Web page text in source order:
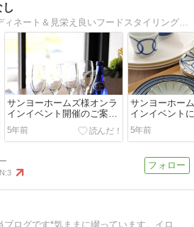
季節のテーブルコーディネート＆見栄え良いフードスタイリングのご提案 『HappyTable』主宰
サンヨーホームズ様オンラ
インイベント開催のご案内
☆初夏のテーブルコーディ
ネート
5年前
サンヨーホー
インイベント
いセミナー開
5年前
3